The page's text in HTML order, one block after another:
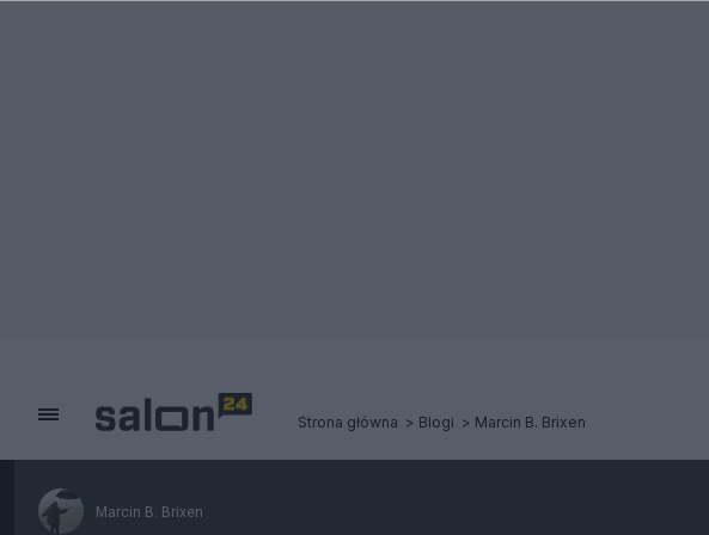
Strona główna Blogi Marcin B. Brixen
Marcin B. Brixen